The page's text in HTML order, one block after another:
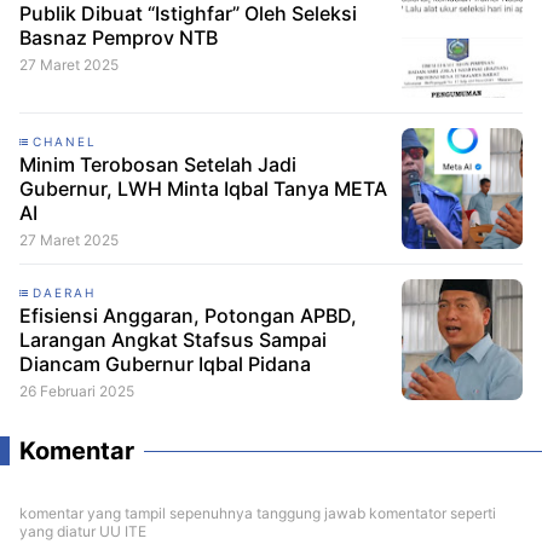
Publik Dibuat “Istighfar” Oleh Seleksi
Basnaz Pemprov NTB
27 Maret 2025
CHANEL
Minim Terobosan Setelah Jadi
Gubernur, LWH Minta Iqbal Tanya META
AI
27 Maret 2025
DAERAH
Efisiensi Anggaran, Potongan APBD,
Larangan Angkat Stafsus Sampai
Diancam Gubernur Iqbal Pidana
26 Februari 2025
Komentar
komentar yang tampil sepenuhnya tanggung jawab komentator seperti
yang diatur UU ITE